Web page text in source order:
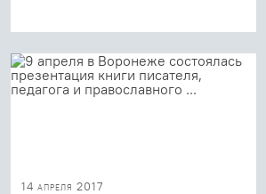
14 апреля 2017